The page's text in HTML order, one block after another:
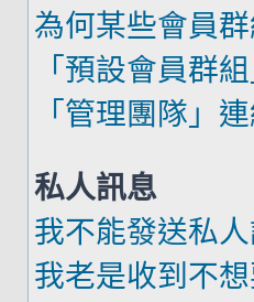
為何某些會員
「預設會員群
「管理團隊」
私人訊息
我不能發送私人
我老是收到不